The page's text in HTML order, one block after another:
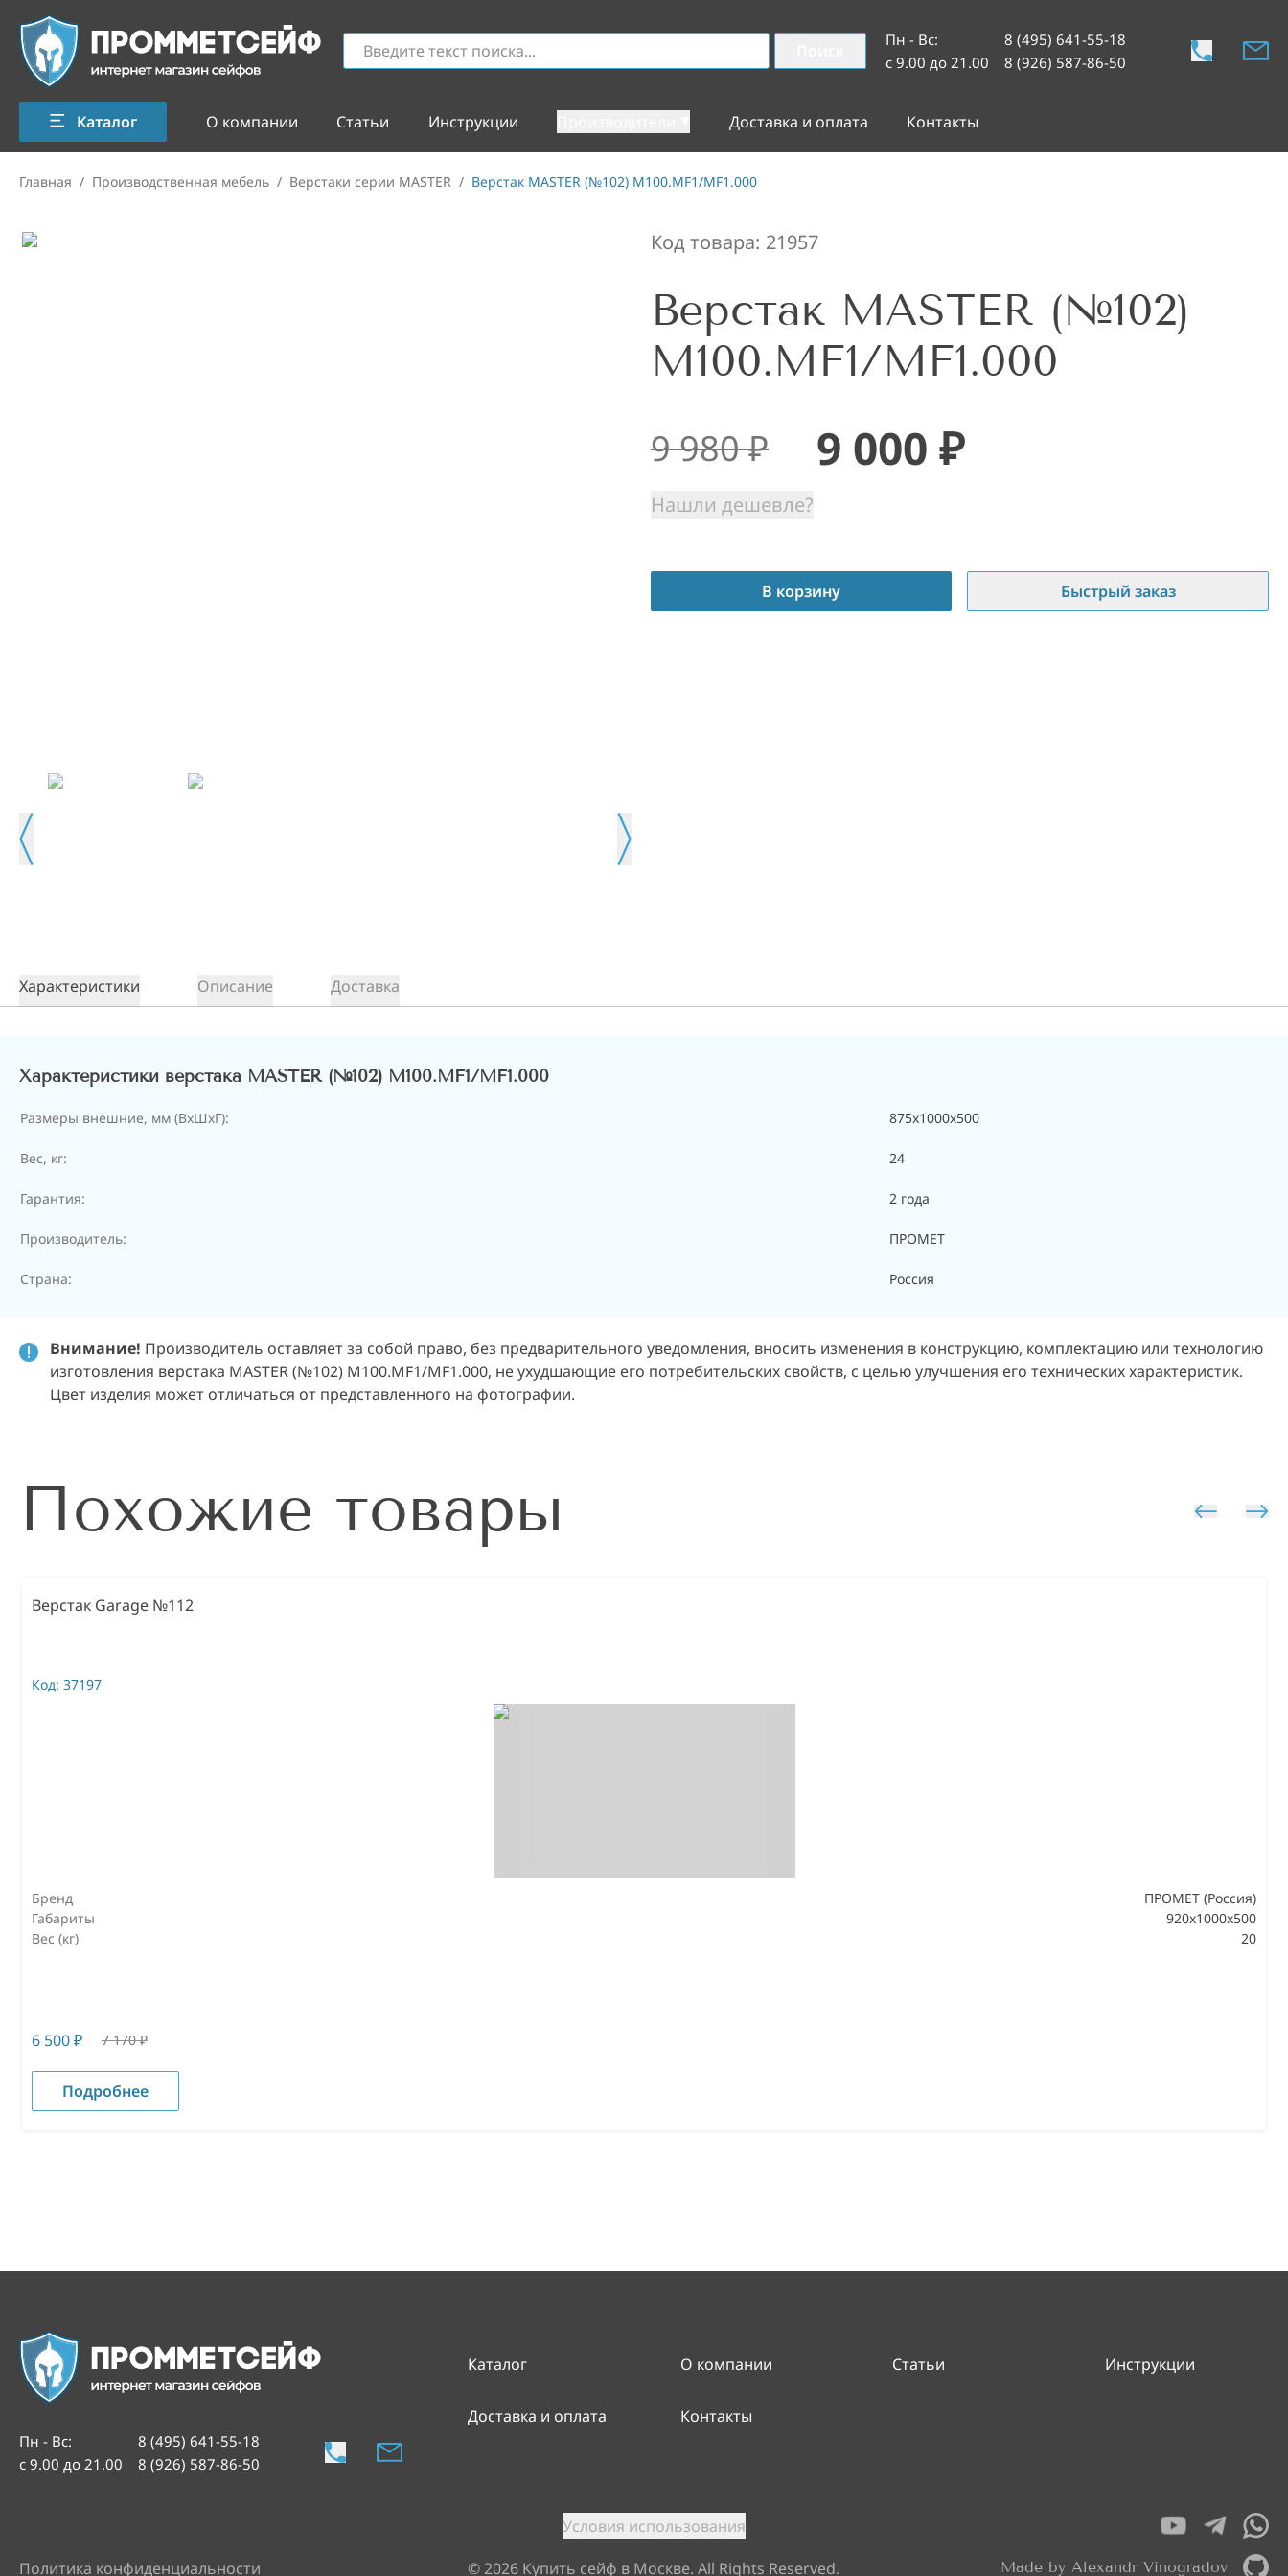
Пн - Вс:
с 9.00 до 21.00
8 (495) 641-55-18
8 (926) 587-86-50
Каталог О компании Статьи Инструкции Доставка и оплата Контакты
Главная / Производственная мебель / Верстаки серии MASTER / Верстак MASTER (№102) M100.MF1/MF1.000
Код товара: 21957
Верстак MASTER (№102)
M100.MF1/MF1.000
9 980₽ 9 000 ₽
Нашли дешевле?
В корзину Быстрый заказ
Характеристики Описание Доставка
Характеристики верстака MASTER (№102) M100.MF1/MF1.000
Размеры внешние, мм (ВхШхГ): 875x1000x500
Вес, кг: 24
Гарантия: 2 года
Производитель: ПРОМЕТ
Страна: Россия
Внимание! Производитель оставляет за собой право, без предварительного уведомления, вносить изменения в конструкцию, комплектацию или технологию
изготовления верстака MASTER (№102) M100.MF1/MF1.000, не ухудшающие его потребительских свойств, с целью улучшения его технических характеристик.
Цвет изделия может отличаться от представленного на фотографии.
Похожие товары
Верстак Garage №112
Код: 37197
Бренд
ПРОМЕТ (Россия)
Габариты
920x1000x500
Вес (кг)
20
6 500₽ 7 170₽
Подробнее
Пн - Вс:
с 9.00 до 21.00
8 (495) 641-55-18
8 (926) 587-86-50
Каталог О компании Статьи Инструкции
Доставка и оплата Контакты
Политика конфиденциальности
Условия использования
©2026 Купить сейф в Москве. All Rights Reserved. Made by Alexandr Vinogradov